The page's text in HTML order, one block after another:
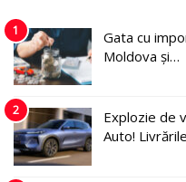
1
Gata cu
Moldova și…
2
Explozie de
Auto!